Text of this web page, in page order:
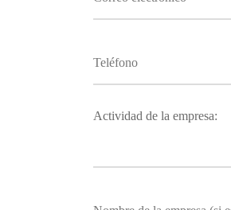
Actividad de la empresa: